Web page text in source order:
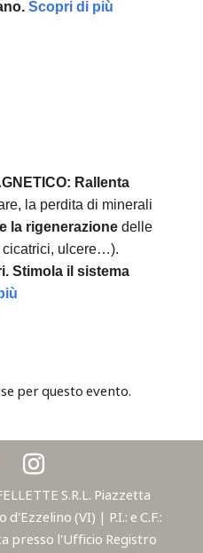
Scopri di più
Rallenta
la perdita di minerali
la rigenerazionedelle
cicatrici, ulcere…).
Stimola il sistema
per questo evento.
S.R.L. Piazzetta
(VI) | P.I.: e C.F.:
presso l'Ufficio Registro